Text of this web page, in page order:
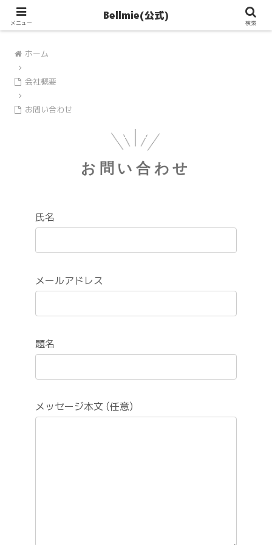
Bellmie(公式)
ホーム
会社概要
お問い合わせ
お問い合わせ
氏名
メールアドレス
題名
メッセージ本文 (任意)
メニュー
Bellmie(公式)
検索